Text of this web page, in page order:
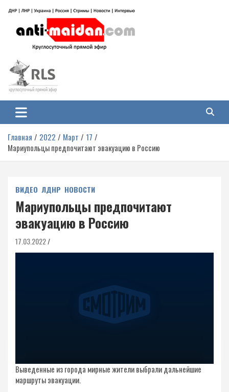
содержимому
Антимайдан: Гражданская война
на Украине
гражданской войне на Украине, включая события в Новороссии, ДНР,
ЛНР и других регионах.
Главная 2022 Март
17
Мариупольцы предпочитают эвакуацию в Россию
ВИДЕО ЛДНР НОВОСТИ
Мариупольцы предпочитают
эвакуацию в Россию
17.03.2022
Выведенные из города мирные жители выбрали дальнейшие
маршруты эвакуации.